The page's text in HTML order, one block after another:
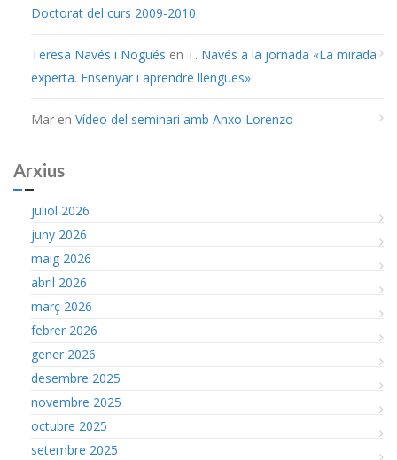
Doctorat del curs 2009-2010
Teresa Navés i Nogués en T. Navés a la jornada «La mirada
experta. Ensenyar i aprendre llengües»
Mar en Vídeo del seminari amb Anxo Lorenzo
Arxius
juliol 2026
juny 2026
maig 2026
abril 2026
març 2026
febrer 2026
gener 2026
desembre 2025
novembre 2025
octubre 2025
setembre 2025